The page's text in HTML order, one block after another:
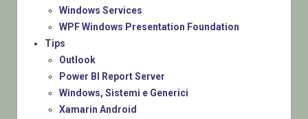
Windows Services
WPF Windows Presentation Foundation
Tips
Outlook
Power BI Report Server
Windows, Sistemi e Generici
Xamarin Android